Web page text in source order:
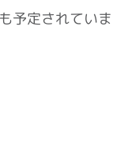
予定されていま